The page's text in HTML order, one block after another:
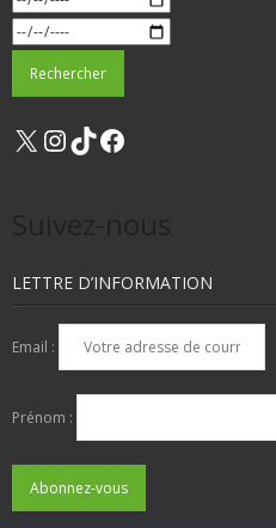
X Instagram
TikTok
LETTRE D’INFORMATION
Email :
Prénom :